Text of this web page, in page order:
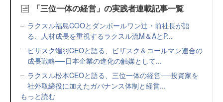
「三位一体の経営」の実践者連載記事一覧
ラクスル福島COOとダンボールワン辻・前社長が語
る、人材成長を重視するラクスル流M＆AとP...
ビザスク端羽CEOと語る、ビザスク＆コールマン連合の
成長戦略──日本企業の進化の触媒として...
ラクスル松本CEOと語る、三位一体の経営──投資家を
社外取締役に加えたガバナンス体制と経営...
もっと読む